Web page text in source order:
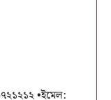
৭২১২১২ •ইমেল: